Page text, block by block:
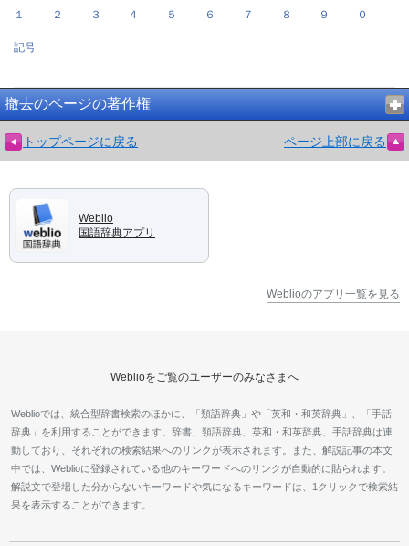
１ ２ ３ ４ ５ ６ ７ ８ ９ ０
記号
撤去のページの著作権
トップページに戻る ページ上部に戻る
Weblio
国語辞典アプリ
Weblioのアプリ一覧を見る
Weblioをご覧のユーザーのみなさまへ
Weblioでは、統合型辞書検索のほかに、「類語辞典」や「英和・和英辞典」、「手話
辞典」を利用することができます。辞書、類語辞典、英和・和英辞典、手話辞典は連
動しており、それぞれの検索結果へのリンクが表示されます。また、解説記事の本文
中では、Weblioに登録されている他のキーワードへのリンクが自動的に貼られます。
解説文で登場した分からないキーワードや気になるキーワードは、1クリックで検索結
果を表示することができます。